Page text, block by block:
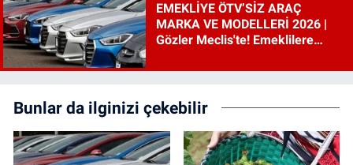
EMEKLİYE ÖTV’SİZ ARAÇ
MARKA VE MODELLERİ 2026 |
Gözler Meclis'te! Emeklilere
ne?
Bunlar da ilginizi çekebilir